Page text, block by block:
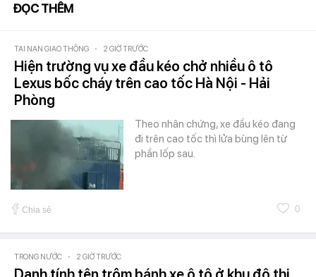
ĐỌC THÊM
TAI NẠN GIAO THÔNG - 2 GIỜ TRƯỚC
Hiện trường vụ xe đầu kéo chở nhiều ô tô
Lexus bốc cháy trên cao tốc Hà Nội - Hải
Phòng
Theo nhân chứng, xe đầu kéo đang
đi trên cao tốc thì lửa bùng lên từ
phần lốp sau.
Chia sẻ 0
TRONG NƯỚC - 2 GIỜ TRƯỚC